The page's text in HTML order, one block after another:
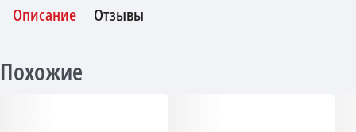
Описание Отзывы
Похожие